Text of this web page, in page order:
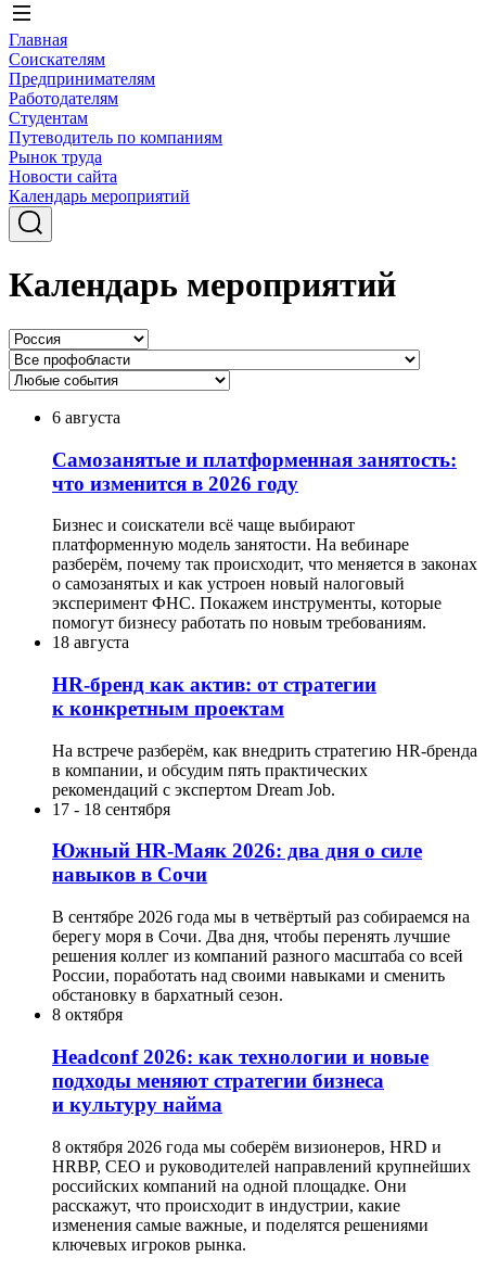
Главная
Соискателям
Предпринимателям
Работодателям
Студентам
Путеводитель по компаниям
Рынок труда
Новости сайта
Календарь мероприятий
Календарь мероприятий
6 августа
Самозанятые и платформенная занятость:
что изменится в 2026 году
Бизнес и соискатели всё чаще выбирают
платформенную модель занятости. На вебинаре
разберём, почему так происходит, что меняется в законах
о самозанятых и как устроен новый налоговый
эксперимент ФНС. Покажем инструменты, которые
помогут бизнесу работать по новым требованиям.
18 августа
HR-бренд как актив: от стратегии
к конкретным проектам
На встрече разберём, как внедрить стратегию HR-бренда
в компании, и обсудим пять практических
рекомендаций с экспертом Dream Job.
17 - 18 сентября
Южный HR-Маяк 2026: два дня о силе
навыков в Сочи
В сентябре 2026 года мы в четвёртый раз собираемся на
берегу моря в Сочи. Два дня, чтобы перенять лучшие
решения коллег из компаний разного масштаба со всей
России, поработать над своими навыками и сменить
обстановку в бархатный сезон.
8 октября
Headсonf 2026: как технологии и новые
подходы меняют стратегии бизнеса
и культуру найма
8 октября 2026 года мы соберём визионеров, HRD и
HRBP, СЕО и руководителей направлений крупнейших
российских компаний на одной площадке. Они
расскажут, что происходит в индустрии, какие
изменения самые важные, и поделятся решениями
ключевых игроков рынка.